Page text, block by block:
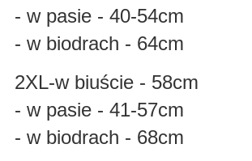
- w pasie - 40-54cm
- w biodrach - 64cm
2XL-w biuście - 58cm
- w pasie - 41-57cm
- w biodrach - 68cm